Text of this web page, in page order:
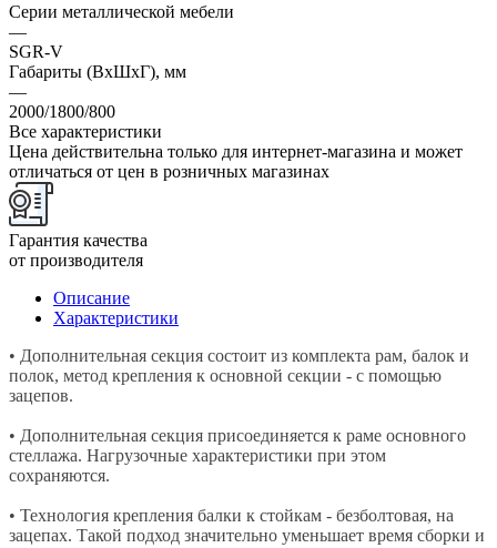
Серии металлической мебели
—
SGR-V
Габариты (ВхШхГ), мм
—
2000/1800/800
Все характеристики
Цена действительна только для интернет-магазина и может
отличаться от цен в розничных магазинах
Гарантия качества
от производителя
Описание
Характеристики
• Дополнительная секция состоит из комплекта рам, балок и
полок, метод крепления к основной секции - с помощью
зацепов.
• Дополнительная секция присоединяется к раме основного
стеллажа. Нагрузочные характеристики при этом
сохраняются.
• Технология крепления балки к стойкам - безболтовая, на
зацепах. Такой подход значительно уменьшает время сборки и